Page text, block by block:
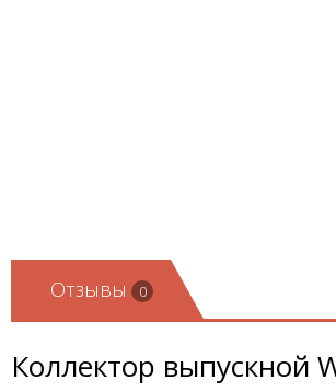
Отзывы 0
Коллектор выпускной